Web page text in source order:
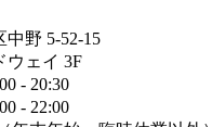
中野 5-52-15
ウェイ 3F
- 20:30
- 22:00